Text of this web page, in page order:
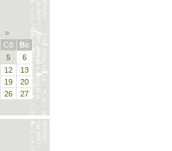
»
Сб
Вс
5
6
12
13
19
20
26
27